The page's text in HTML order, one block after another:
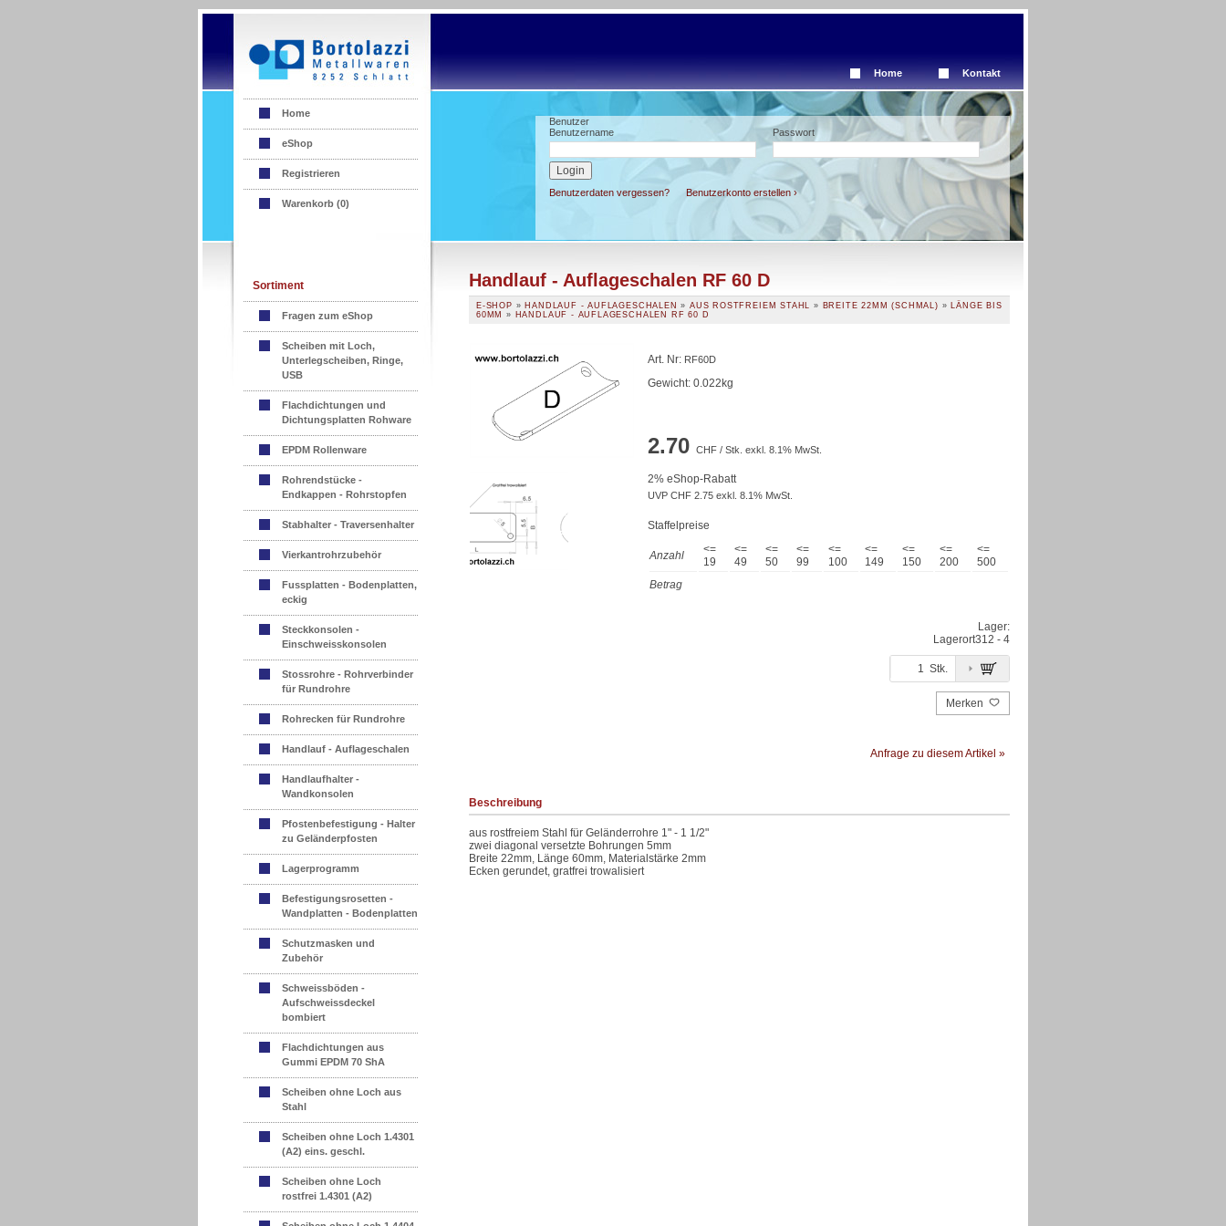
Home Kontakt
Home
eShop
Registrieren
Warenkorb (0)
Benutzer
Benutzername
Passwort
Benutzerdaten vergessen? Benutzerkonto erstellen ›
Sortiment
Fragen zum eShop
Scheiben mit Loch,
Unterlegscheiben, Ringe,
USB
Flachdichtungen und
Dichtungsplatten Rohware
EPDM Rollenware
Rohrendstücke -
Endkappen - Rohrstopfen
Stabhalter - Traversenhalter
Vierkantrohrzubehör
Fussplatten - Bodenplatten,
eckig
Steckkonsolen -
Einschweisskonsolen
Stossrohre - Rohrverbinder
für Rundrohre
Rohrecken für Rundrohre
Handlauf - Auflageschalen
Handlaufhalter -
Wandkonsolen
Pfostenbefestigung - Halter
zu Geländerpfosten
Lagerprogramm
Befestigungsrosetten -
Wandplatten - Bodenplatten
Schutzmasken und
Zubehör
Schweissböden -
Aufschweissdeckel
bombiert
Flachdichtungen aus
Gummi EPDM 70 ShA
Scheiben ohne Loch aus
Stahl
Scheiben ohne Loch 1.4301
(A2) eins. geschl.
Scheiben ohne Loch
rostfrei 1.4301 (A2)
Handlauf - Auflageschalen RF 60 D
E-SHOP » HANDLAUF - AUFLAGESCHALEN » AUS ROSTFREIEM STAHL » BREITE 22MM (SCHMAL) » LÄNGE BIS
60MM
» HANDLAUF - AUFLAGESCHALEN RF 60 D
Art. Nr: RF60D
Gewicht: 0.022kg
2.70 CHF / Stk. exkl. 8.1% MwSt.
2% eShop-Rabatt
UVP CHF 2.75 exkl. 8.1% MwSt.
Staffelpreise
Anzahl
<=
19
<=
49
<=
50
<=
99
<=
100
<=
149
<=
150
<=
200
<=
500
Betrag
Lager:
Lagerort312 - 4
Stk.
Merken
Anfrage zu diesem Artikel »
Beschreibung
aus rostfreiem Stahl für Geländerrohre 1" - 1 1/2"
zwei diagonal versetzte Bohrungen 5mm
Breite 22mm, Länge 60mm, Materialstärke 2mm
Ecken gerundet, gratfrei trowalisiert